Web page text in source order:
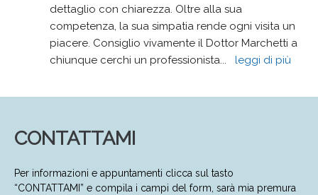
dettaglio con chiarezza. Oltre alla sua
competenza, la sua simpatia rende ogni visita un
piacere. Consiglio vivamente il Dottor Marchetti a
chiunque cerchi un professionista... leggi di più
CONTATTAMI
Per informazioni e appuntamenti clicca sul tasto
“CONTATTAMI” e compila i campi del form, sarà mia premura